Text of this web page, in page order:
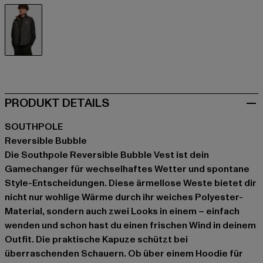
PRODUKT DETAILS
SOUTHPOLE
Reversible Bubble
Die Southpole Reversible Bubble Vest ist dein
Gamechanger für wechselhaftes Wetter und spontane
Style-Entscheidungen. Diese ärmellose Weste bietet dir
nicht nur wohlige Wärme durch ihr weiches Polyester-
Material, sondern auch zwei Looks in einem – einfach
wenden und schon hast du einen frischen Wind in deinem
Outfit. Die praktische Kapuze schützt bei
überraschenden Schauern. Ob über einem Hoodie für